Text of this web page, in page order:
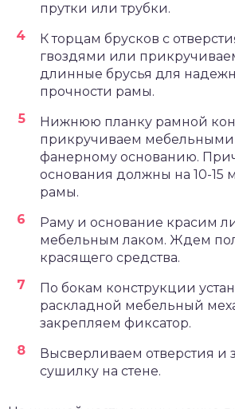
прутки или трубки.
К торцам брусков с
гвоздями или
длинные брусья для
прочности рамы.
Нижнюю планку рамной
прикручиваем мебельными
фанерному основанию.
основания должны на 10-15
рамы.
Раму и основание красим
мебельным лаком. Ждем
красящего средства.
По бокам конструкции
раскладной мебельный
закрепляем фиксатор.
Высверливаем отверстия и
сушилку на стене.